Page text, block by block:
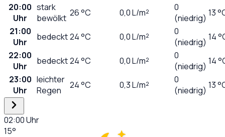
20:00
Uhr
stark
bewölkt 26°C 0,0L/m²
0
(niedrig) 13
21:00
Uhr
bedeckt24°C 0,0L/m²
0
(niedrig) 14
22:00
Uhr
bedeckt24°C 0,0L/m²
0
(niedrig) 14
23:00
Uhr
leichter
Regen
24°C 0,3L/m²
0
(niedrig) 13
02:00Uhr
15°